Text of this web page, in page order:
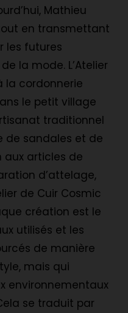
Mathieu
en transmettant
les futures
la mode. L’Atelier
la cordonnerie
le petit village
traditionnel
de sandales et de
aux articles de
d’attelage,
de Cuir Cosmic
création est le
utilisés et les
de manière
mais qui
environnementaux
se traduit par